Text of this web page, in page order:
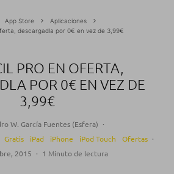
App Store
Aplicaciones
descargadla por 0€ en vez de 3,99€
PRO EN OFERTA,
POR 0€ EN VEZ DE
3,99€
W. García Fuentes (Esfera) ·
Gratis iPad iPhone iPod Touch Ofertas ·
2015 · 1 Minuto de lectura